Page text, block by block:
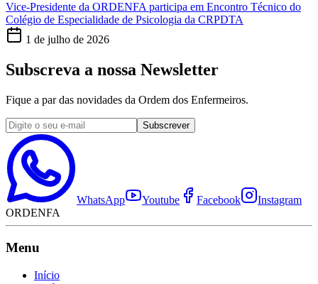
Vice-Presidente da ORDENFA participa em Encontro Técnico do
Colégio de Especialidade de Psicologia da CRPDTA
1 de julho de 2026
Subscreva a nossa Newsletter
Fique a par das novidades da Ordem dos Enfermeiros.
Subscrever
WhatsApp Youtube Facebook
Instagram
ORDENFA
Menu
Início